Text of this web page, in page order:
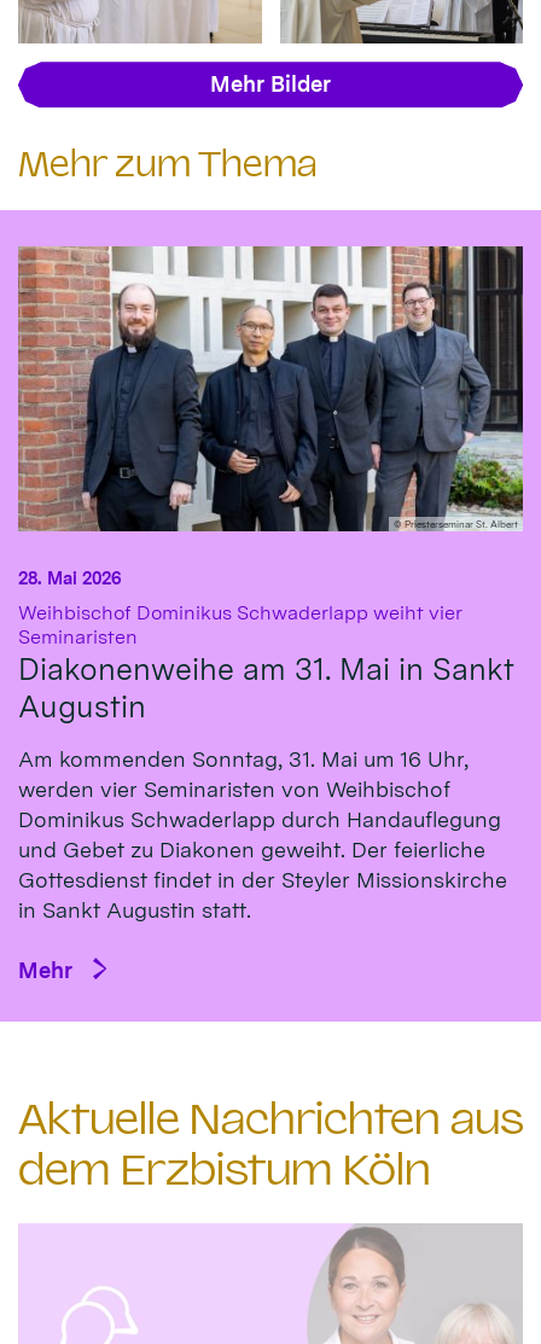
Mehr Bilder
Mehr zum Thema
© Priesterseminar St. Albert
Weihbischof Dominikus Schwaderlapp weiht vier
Seminaristen
Diakonenweihe am 31. Mai in Sankt
Augustin
28. Mai 2026
Am kommenden Sonntag, 31. Mai um 16 Uhr,
werden vier Seminaristen von Weihbischof
Dominikus Schwaderlapp durch Handauflegung
und Gebet zu Diakonen geweiht. Der feierliche
Gottesdienst findet in der Steyler Missionskirche
in Sankt Augustin statt.
Mehr
Aktuelle Nachrichten aus
dem Erzbistum Köln